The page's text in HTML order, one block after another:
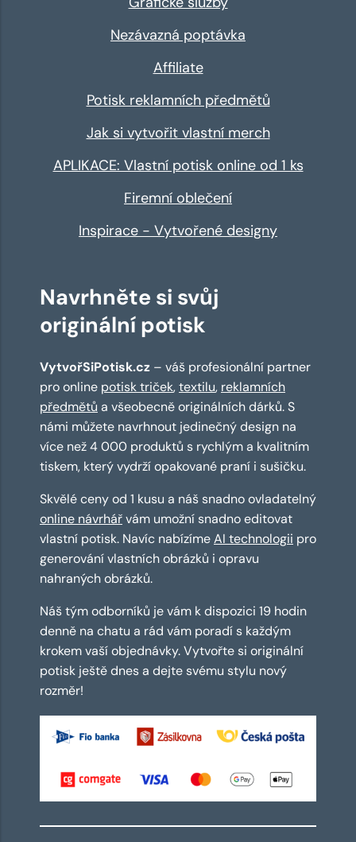
Nezávazná poptávka
Affiliate
Potisk reklamních předmětů
Jak si vytvořit vlastní merch
APLIKACE: Vlastní potisk online od 1 ks
Firemní oblečení
Inspirace - Vytvořené designy
Navrhněte si svůj
originální potisk
VytvořSiPotisk.cz – váš profesionální partner
pro online potisk triček,textilu, reklamních
předmětů a všeobecně originálních dárků. S
námi můžete navrhnout jedinečný design na
více než 4 000 produktů s rychlým a kvalitním
tiskem, který vydrží opakované praní i sušičku.
Skvělé ceny od 1 kusu a náš snadno ovladatelný
online návrhářvám umožní snadno editovat
vlastní potisk. Navíc nabízímeAI technologii pro
generování vlastních obrázků i opravu
nahraných obrázků.
Náš tým odborníků je vám k dispozici 19 hodin
denně na chatu a rád vám poradí s každým
krokem vaší objednávky. Vytvořte si originální
potisk ještě dnes a dejte svému stylu nový
rozměr!